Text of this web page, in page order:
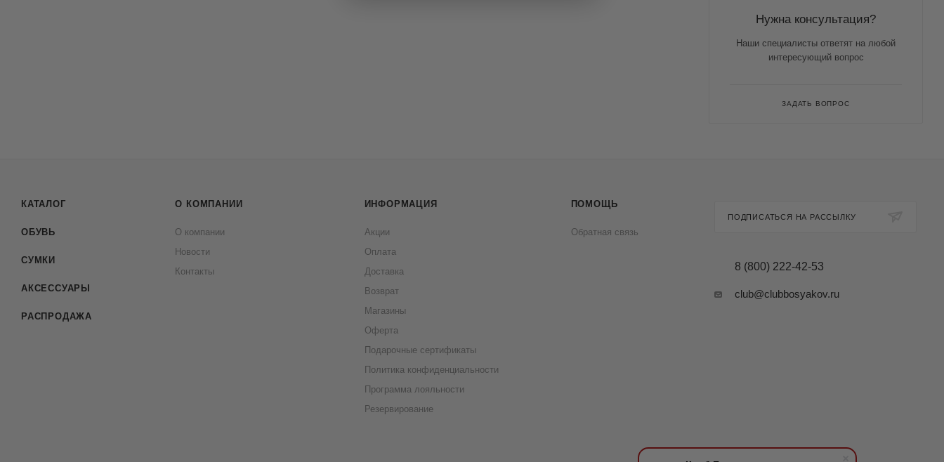
Нужна консультация?
Наши специалисты ответят на любой
интересующий вопрос
ЗАДАТЬ ВОПРОС
КАТАЛОГ
ОБУВЬ
СУМКИ
АКСЕССУАРЫ
РАСПРОДАЖА
О КОМПАНИИ
О компании
Новости
Контакты
ИНФОРМАЦИЯ
Акции
Оплата
Доставка
Возврат
Магазины
Оферта
Подарочные сертификаты
Политика конфиденциальности
Программа лояльности
Резервирование
ПОМОЩЬ
Обратная связь
ПОДПИСАТЬСЯ НА РАССЫЛКУ
8 (800) 222-42-53
club@clubbosyakov.ru